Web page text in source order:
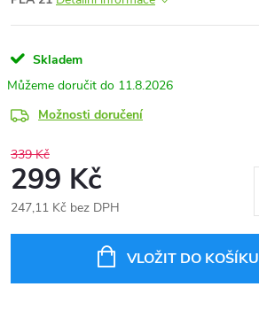
Skladem
11.8.2026
Možnosti doručení
339 Kč
299 Kč
247,11 Kč bez DPH
VLOŽIT DO KOŠÍKU